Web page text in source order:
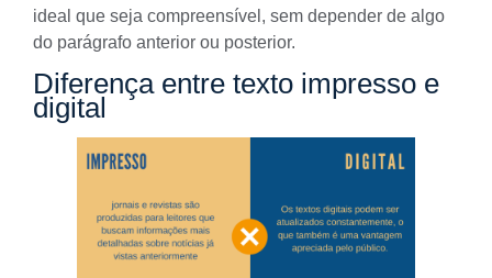
ideal que seja compreensível, sem depender de algo
do parágrafo anterior ou posterior.
Diferença entre texto impresso e
digital